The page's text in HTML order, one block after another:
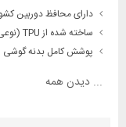
دارای محافظ دوربین
ساخته شده از TPU (نوعی پلاستیک) و PC
پوشش کامل بدنه گوشی
... دیدن همه